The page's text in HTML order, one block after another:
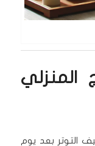
المنزلي
التوتر بعد يوم